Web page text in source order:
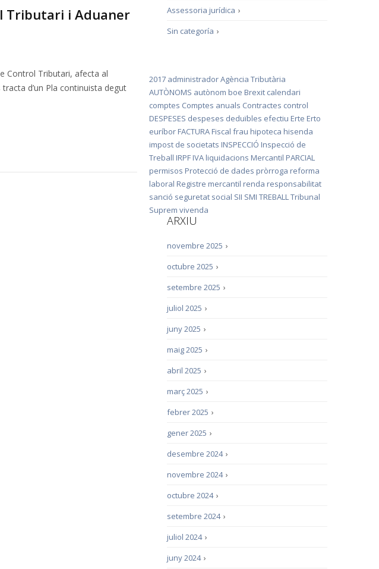
Tributari i Aduaner
Control Tributari, afecta al
d’un Pla continuista degut
›
Assessoria jurídica
›
Sin categoría
2017 administradorAgència Tributària
AUTÒNOMS autònom boe Brexit calendari
comptes Comptes anuals Contractes control
DESPESES despeses deduïbles efectiu Erte Erto
euríbor FACTURA Fiscal frau hipoteca hisenda
impost de societats INSPECCIÓ Inspecció de
Treball IRPF IVA liquidacions Mercantil PARCIAL
permisos Protecció de dades pròrroga reforma
laboral Registre mercantil renda responsabilitat
sanció seguretat social SII SMI TREBALLTribunal
Suprem vivenda
ARXIU
›
novembre 2025
›
octubre 2025
›
setembre 2025
›
juliol 2025
›
juny 2025
›
maig 2025
›
abril 2025
›
març 2025
›
febrer 2025
›
gener 2025
›
desembre 2024
›
novembre 2024
›
octubre 2024
›
setembre 2024
›
juliol 2024
›
juny 2024